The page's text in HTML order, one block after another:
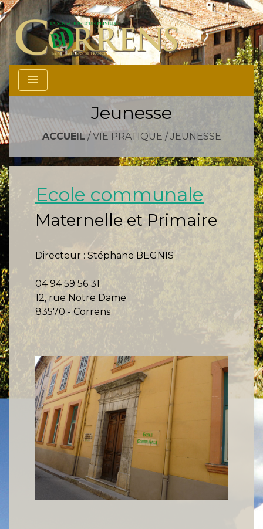
menu
Jeunesse
ACCUEIL /VIE PRATIQUE /JEUNESSE
Ecole communale
Maternelle et Primaire
Directeur : Stéphane BEGNIS
04 94 59 56 31
12, rue Notre Dame
83570 - Correns